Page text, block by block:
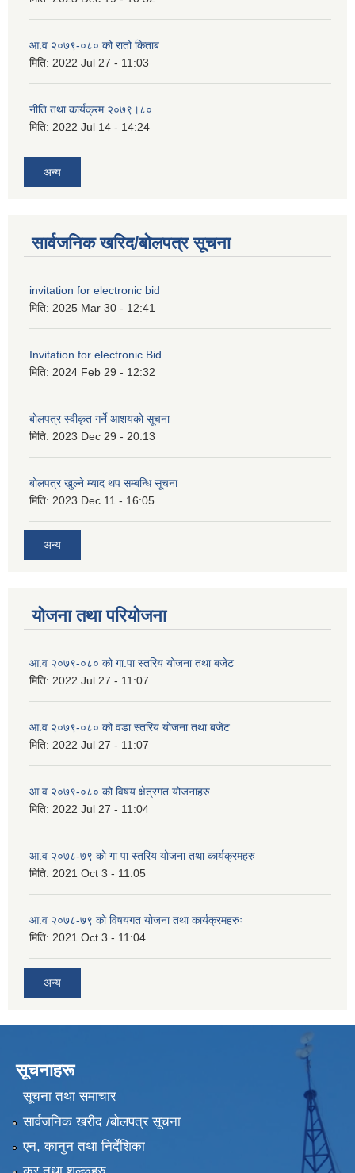
आ.व २०७९-०८० को रातो किताब
मिति: 2022 Jul 27 - 11:03
नीति तथा कार्यक्रम २०७९।८०
मिति: 2022 Jul 14 - 14:24
अन्य
सार्वजनिक खरिद/बोलपत्र सूचना
invitation for electronic bid
मिति: 2025 Mar 30 - 12:41
Invitation for electronic Bid
मिति: 2024 Feb 29 - 12:32
बोलपत्र स्वीकृत गर्ने आशयको सूचना
मिति: 2023 Dec 29 - 20:13
बोलपत्र खुल्ने म्याद थप सम्बन्धि सूचना
मिति: 2023 Dec 11 - 16:05
अन्य
योजना तथा परियोजना
आ.व २०७९-०८० को गा.पा स्तरिय योजना तथा बजेट
मिति: 2022 Jul 27 - 11:07
आ.व २०७९-०८० को वडा स्तरिय योजना तथा बजेट
मिति: 2022 Jul 27 - 11:07
आ.व २०७९-०८० को विषय क्षेत्रगत योजनाहरु
मिति: 2022 Jul 27 - 11:04
आ.व २०७८-७९ को गा पा स्तरिय योजना तथा कार्यक्रमहरु
मिति: 2021 Oct 3 - 11:05
आ.व २०७८-७९ को विषयगत योजना तथा कार्यक्रमहरुः
मिति: 2021 Oct 3 - 11:04
अन्य
सूचनाहरू
सूचना तथा समाचार
सार्वजनिक खरीद /बोलपत्र सूचना
एन, कानुन तथा निर्देशिका